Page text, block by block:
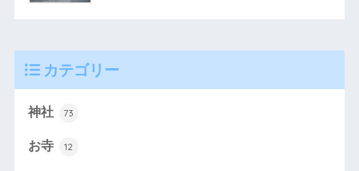
カテゴリー
神社 73
お寺 12